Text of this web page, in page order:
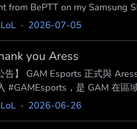
from BePTT on my Samsung
· 2026-07-05
you Aress
告】 GAM Esports 正式與
#GAMEsports，是 GAM 在區
積極進取的態度，Aress 很快
· 2026-06-26